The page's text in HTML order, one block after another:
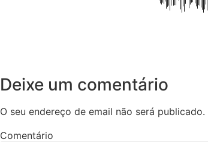
Deixe um comentário
O seu endereço de email não será publicado.
Comentário